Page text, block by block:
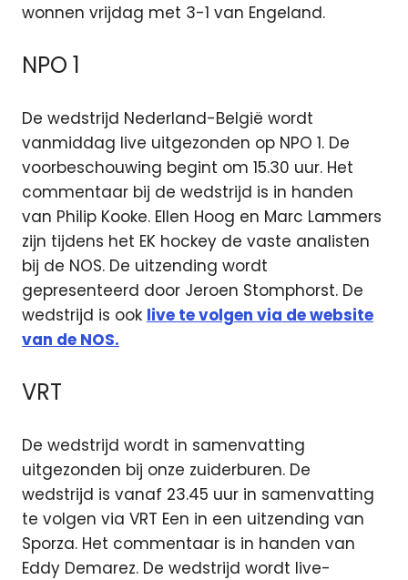
wonnen vrijdag met 3-1 van Engeland.
NPO 1
De wedstrijd Nederland-België wordt
vanmiddag live uitgezonden op NPO 1. De
voorbeschouwing begint om 15.30 uur. Het
commentaar bij de wedstrijd is in handen
van Philip Kooke. Ellen Hoog en Marc Lammers
zijn tijdens het EK hockey de vaste analisten
bij de NOS. De uitzending wordt
gepresenteerd door Jeroen Stomphorst. De
wedstrijd is ook live te volgen via de website
van de NOS.
VRT
De wedstrijd wordt in samenvatting
uitgezonden bij onze zuiderburen. De
wedstrijd is vanaf 23.45 uur in samenvatting
te volgen via VRT Een in een uitzending van
Sporza. Het commentaar is in handen van
Eddy Demarez. De wedstrijd wordt live-